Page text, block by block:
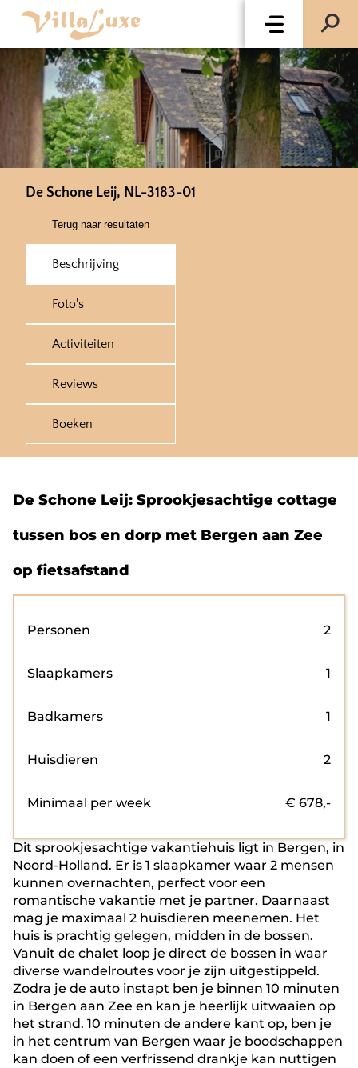
De Schone Leij, NL-3183-01
Terug naar resultaten
Beschrijving
Foto's
Activiteiten
Reviews
Boeken
De Schone Leij: Sprookjesachtige cottage
tussen bos en dorp met Bergen aan Zee
op fietsafstand
Personen 2
Slaapkamers 1
Badkamers 1
Huisdieren 2
Minimaal per week € 678,-
Dit sprookjesachtige vakantiehuis ligt in Bergen, in
Noord-Holland. Er is 1 slaapkamer waar 2 mensen
kunnen overnachten, perfect voor een
romantische vakantie met je partner. Daarnaast
mag je maximaal 2 huisdieren meenemen. Het
huis is prachtig gelegen, midden in de bossen.
Vanuit de chalet loop je direct de bossen in waar
diverse wandelroutes voor je zijn uitgestippeld.
Zodra je de auto instapt ben je binnen 10 minuten
in Bergen aan Zee en kan je heerlijk uitwaaien op
het strand. 10 minuten de andere kant op, ben je
in het centrum van Bergen waar je boodschappen
kan doen of een verfrissend drankje kan nuttigen